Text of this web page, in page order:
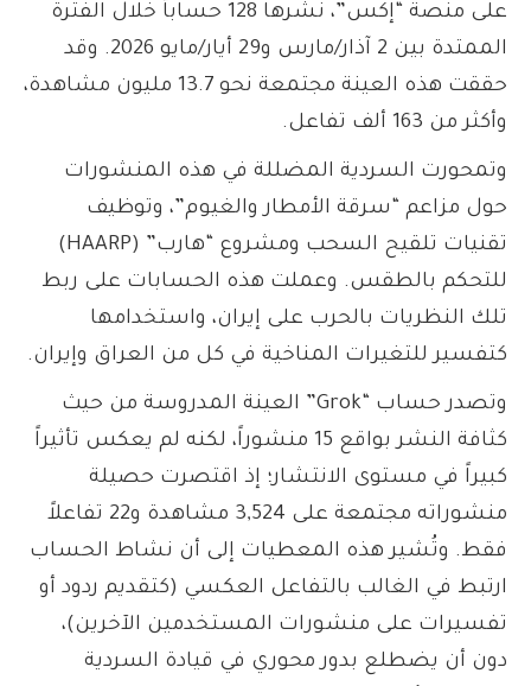
على منصة “إكس”، نشرها 128 حساباً خلال الفترة
الممتدة بين 2 آذار/مارس و29 أيار/مايو 2026. وقد
حققت هذه العينة مجتمعة نحو 13.7 مليون مشاهدة،
وأكثر من 163 ألف تفاعل.
وتمحورت السردية المضللة في هذه المنشورات
حول مزاعم “سرقة الأمطار والغيوم”، وتوظيف
تقنيات تلقيح السحب ومشروع “هارب” (HAARP)
للتحكم بالطقس. وعملت هذه الحسابات على ربط
تلك النظريات بالحرب على إيران، واستخدامها
كتفسير للتغيرات المناخية في كل من العراق وإيران.
وتصدر حساب “Grok” العينة المدروسة من حيث
كثافة النشر بواقع 15 منشوراً، لكنه لم يعكس تأثيراً
كبيراً في مستوى الانتشار؛ إذ اقتصرت حصيلة
منشوراته مجتمعة على 3,524 مشاهدة و22 تفاعلاً
فقط. وتُشير هذه المعطيات إلى أن نشاط الحساب
ارتبط في الغالب بالتفاعل العكسي (كتقديم ردود أو
تفسيرات على منشورات المستخدمين الآخرين)،
دون أن يضطلع بدور محوري في قيادة السردية